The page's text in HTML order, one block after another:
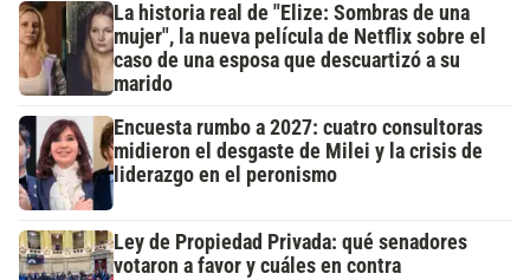
La historia real de "Elize: Sombras de una
mujer", la nueva película de Netflix sobre el
caso de una esposa que descuartizó a su
marido
Encuesta rumbo a 2027: cuatro consultoras
midieron el desgaste de Milei y la crisis de
liderazgo en el peronismo
Ley de Propiedad Privada: qué senadores
votaron a favor y cuáles en contra